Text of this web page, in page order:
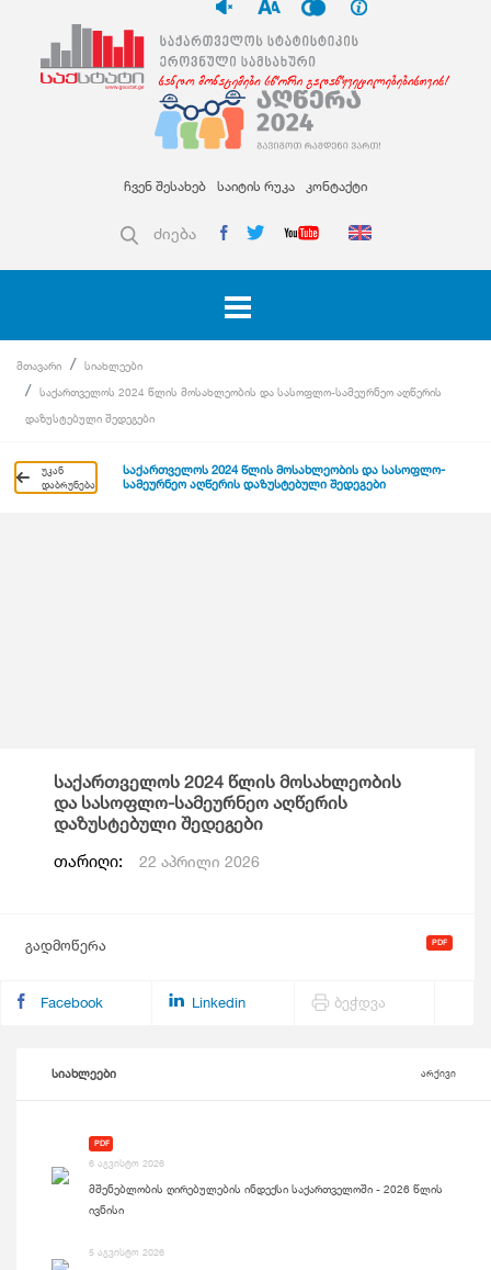
ჩვენ შესახებ საიტის რუკა კონტაქტი
ძიება
მთავარი
სიახლეები
საქართველოს 2024 წლის მოსახლეობის და სასოფლო-სამეურნეო აღწერის
დაზუსტებული შედეგები
უკან
დაბრუნება
საქართველოს 2024 წლის მოსახლეობის და სასოფლო-
სამეურნეო აღწერის დაზუსტებული შედეგები
საქართველოს 2024 წლის მოსახლეობის
და სასოფლო-სამეურნეო აღწერის
დაზუსტებული შედეგები
თარიღი: 22 აპრილი 2026
გადმოწერა
Facebook Linkedin ბეჭდვა
სიახლეები არქივი
PDF
6 აგვისტო 2026
მშენებლობის ღირებულების ინდექსი საქართველოში - 2026 წლის
ივნისი
5 აგვისტო 2026